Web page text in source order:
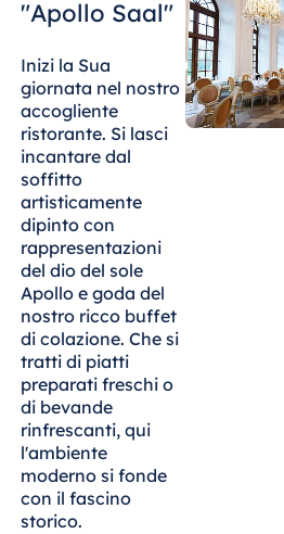
Cina
Hotel Taicang
Garden
Hotel &
Conference
Center Taicang
Italia
Resort Calabria
Malta
"Apollo Saal"
Inizi la Sua
giornata nel nostro
accogliente
ristorante. Si lasci
incantare dal
soffitto
artisticamente
dipinto con
rappresentazioni
del dio del sole
Apollo e goda del
nostro ricco buffet
di colazione. Che si
tratti di piatti
preparati freschi o
di bevande
rinfrescanti, qui
l'ambiente
moderno si fonde
con il fascino
storico.